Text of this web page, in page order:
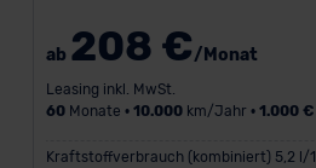
ab 208 €/Monat
Leasing inkl. MwSt.
60Monate • 10.000km/Jahr • 1.000 €
Kraftstoffverbrauch (kombiniert) 5,2 l/